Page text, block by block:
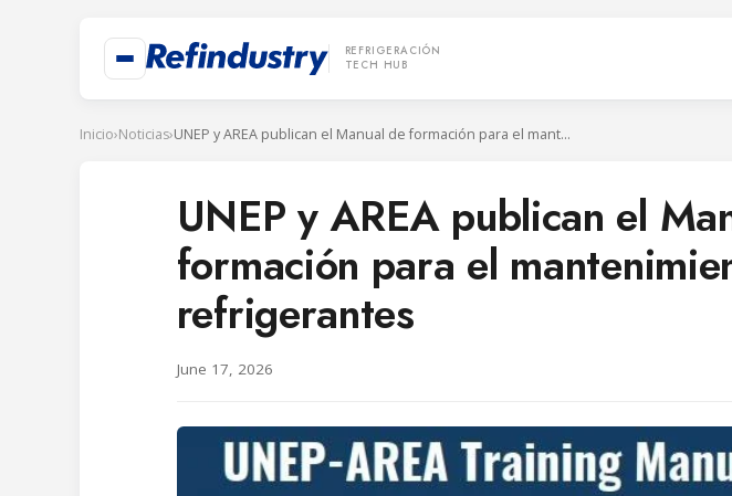
REFRIGERACIÓN
TECH HUB
Inicio›Noticias› UNEP y AREA publican el Manual de formación para el mantenimiento de refrigerantes
UNEP y AREA publican el
formación para el
refrigerantes
June 17, 2026